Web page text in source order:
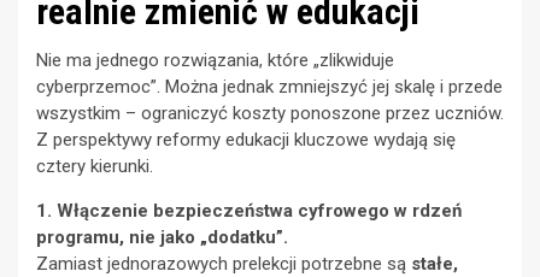
realnie zmienić w edukacji
Nie ma jednego rozwiązania, które „zlikwiduje
cyberprzemoc”. Można jednak zmniejszyć jej skalę i przede
wszystkim – ograniczyć koszty ponoszone przez uczniów.
Z perspektywy reformy edukacji kluczowe wydają się
cztery kierunki.
1. Włączenie bezpieczeństwa cyfrowego w rdzeń
programu, nie jako „dodatku”.
Zamiast jednorazowych prelekcji potrzebne są stałe,